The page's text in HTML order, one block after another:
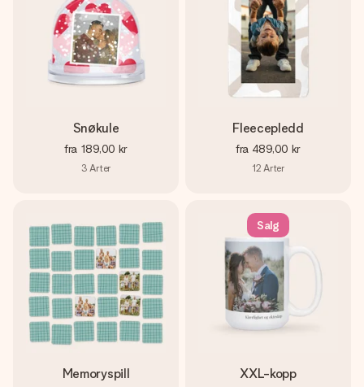
Snøkule
fra 189,00 kr
3 Arter
Fleecepledd
fra 489,00 kr
12 Arter
Memoryspill
Salg
XXL-kopp